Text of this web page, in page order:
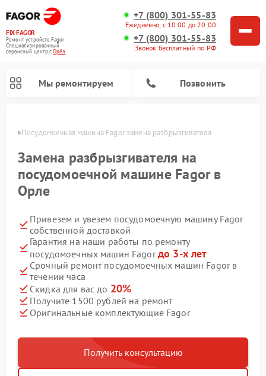
FIX-FAGOR
Ремонт устройств Fagor
Специализированный
cервисный центр г.Орёл
+7 (800) 301-55-83
Ежедневно, с 10:00 до 20:00
+7 (800) 301-55-83
Звонок бесплатный по РФ
Мы ремонтируем Позвонить
Посудомоечная машина Fagor замена разбрызгивателя
Замена разбрызгивателя на
посудомоечной машине Fagor в
Орле
Привезем и увезем посудомоечную машину Fagor
собственной доставкой
Гарантия на наши работы по ремонту
посудомоечных машин Fagorдо 3-х лет
Срочный ремонт посудомоечных машин Fagor в
течении часа
Скидка для вас до 20%
Получите 1500 рублей на ремонт
Оригинальные комплектующие Fagor
Получить консультацию